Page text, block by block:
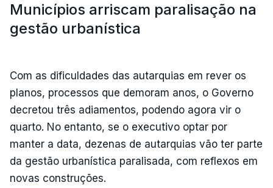
Municípios arriscam paralisação na
gestão urbanística
Com as dificuldades das autarquias em rever os
planos, processos que demoram anos, o Governo
decretou três adiamentos, podendo agora vir o
quarto. No entanto, se o executivo optar por
manter a data, dezenas de autarquias vão ter parte
da gestão urbanística paralisada, com reflexos em
novas construções.